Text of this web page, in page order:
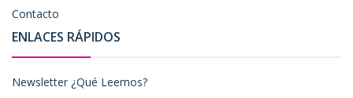
Contacto
ENLACES RÁPIDOS
Newsletter ¿Qué Leemos?